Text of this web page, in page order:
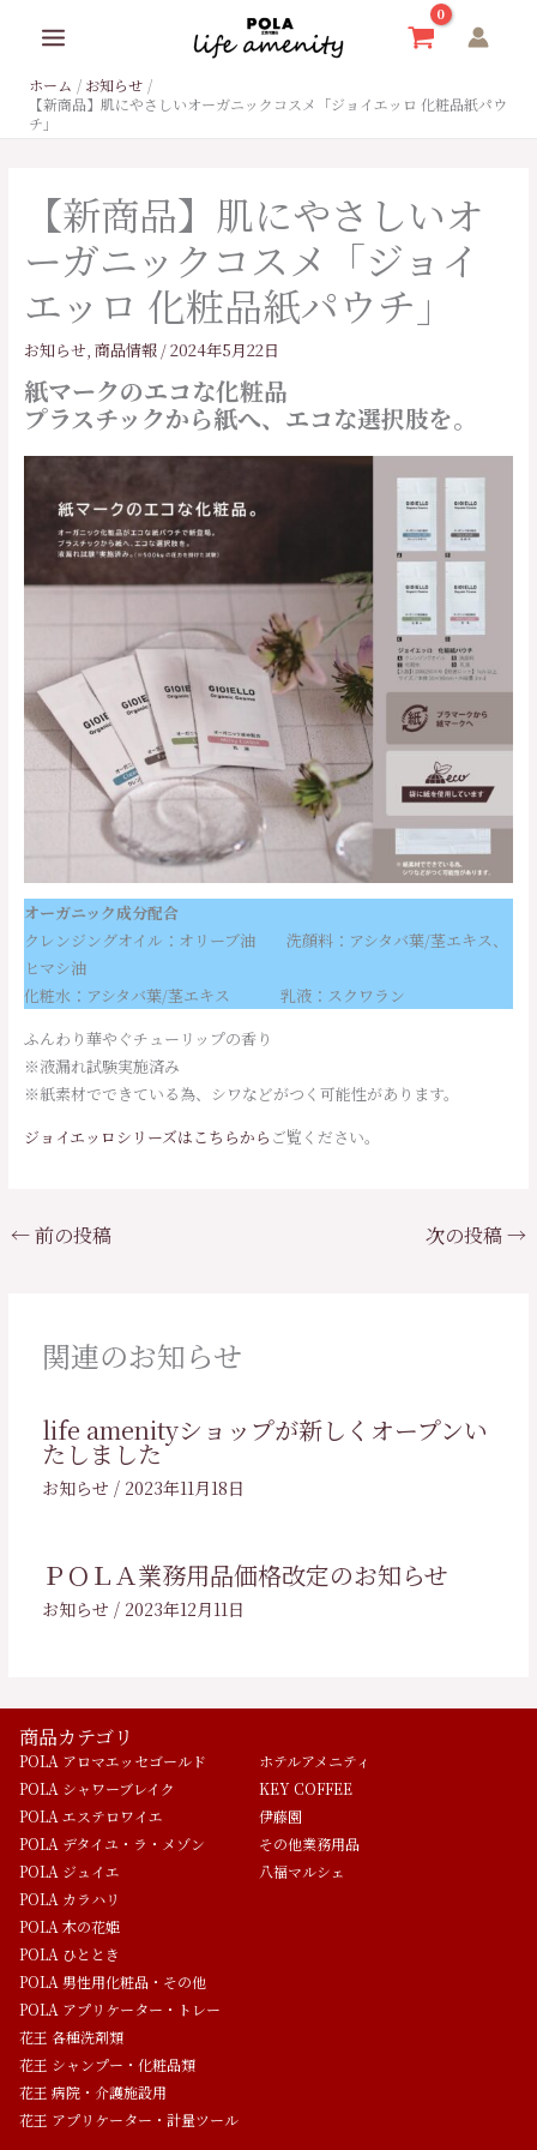
ホーム
お知らせ
【新商品】肌にやさしいオーガニックコスメ「ジョイエッロ 化粧品紙パウ
チ」
【新商品】肌にやさしいオ
ーガニックコスメ「ジョイ
エッロ 化粧品紙パウチ」
お知らせ,商品情報 /2024年5月22日
紙マークのエコな化粧品
プラスチックから紙へ、エコな選択肢を。
オーガニック成分配合
クレンジングオイル：オリーブ油 洗顔料：アシタバ葉/茎エキス、
ヒマシ油
化粧水：アシタバ葉/茎エキス 乳液：スクワラン
ふんわり華やぐチューリップの香り
※液漏れ試験実施済み
※紙素材でできている為、シワなどがつく可能性があります。
ジョイエッロシリーズはこちらから ご覧ください。
←前の投稿 次の投稿→
関連のお知らせ
life amenityショップが新しくオープンい
たしました
お知らせ / 2023年11月18日
ＰＯＬＡ業務用品価格改定のお知らせ
お知らせ / 2023年12月11日
商品カテゴリ
POLA アロマエッセゴールド
POLA シャワーブレイク
POLA エステロワイエ
POLA デタイユ・ラ・メゾン
POLA ジュイエ
POLA カラハリ
POLA 木の花姫
POLA ひととき
POLA 男性用化粧品・その他
POLA アプリケーター・トレー
花王 各種洗剤類
花王 シャンプー・化粧品類
花王 病院・介護施設用
花王 アプリケーター・計量ツール
ホテルアメニティ
KEY COFFEE
伊藤園
その他業務用品
八福マルシェ